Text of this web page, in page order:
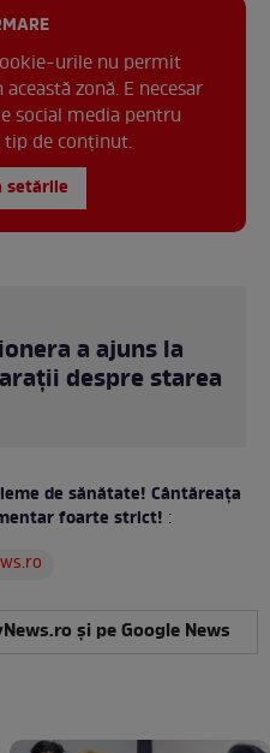
urile nu permit
zonă. E necesar
social media pentru
tip de conținut.
setările
a ajuns la
despre starea
de sănătate! Cântăreața
foarte strict! :
și pe Google News